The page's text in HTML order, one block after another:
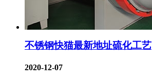
不锈钢快猫最新地址硫化工艺
2020-12-07